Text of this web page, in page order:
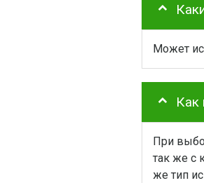
Может
Как
При
так же с
же тип